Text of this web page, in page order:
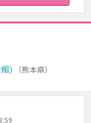
) （熊本県）